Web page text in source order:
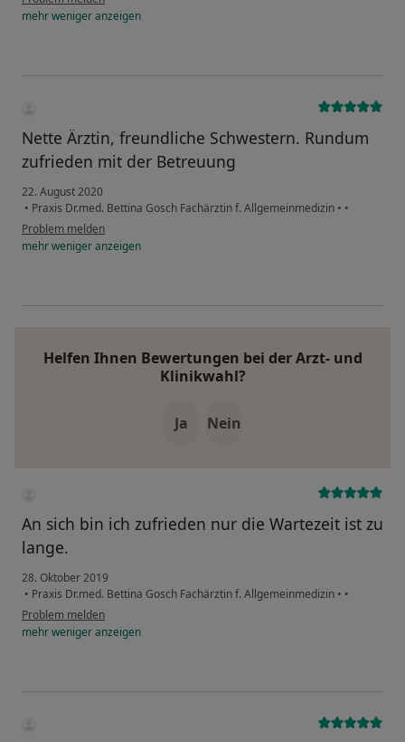
mehrwenigeranzeigen
Nette Ärztin, freundliche Schwestern. Rundum
zufrieden mit der Betreuung
22. August 2020
• Praxis Dr.med. Bettina Gosch Fachärztin f. Allgemeinmedizin • •
Problem melden
mehrwenigeranzeigen
Helfen Ihnen Bewertungen bei der Arzt- und
Klinikwahl?
Ja Nein
An sich bin ich zufrieden nur die Wartezeit ist zu
lange.
28. Oktober 2019
• Praxis Dr.med. Bettina Gosch Fachärztin f. Allgemeinmedizin • •
Problem melden
mehrwenigeranzeigen